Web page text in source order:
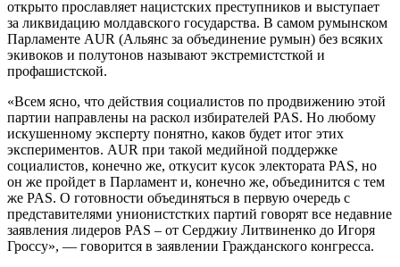
открыто прославляет нацистских преступников и выступает
за ликвидацию молдавского государства. В самом румынском
Парламенте AUR (Альянс за объединение румын) без всяких
экивоков и полутонов называют экстремистсткой и
профашистской.
«Всем ясно, что действия социалистов по продвижению этой
партии направлены на раскол избирателей PAS. Но любому
искушенному эксперту понятно, каков будет итог этих
экспериментов. AUR при такой медийной поддержке
социалистов, конечно же, откусит кусок электората PAS, но
он же пройдет в Парламент и, конечно же, объединится с тем
же PAS. О готовности объединяться в первую очередь с
представителями унионистстких партий говорят все недавние
заявления лидеров PAS – от Серджиу Литвиненко до Игоря
Гроссу», — говорится в заявлении Гражданского конгресса.